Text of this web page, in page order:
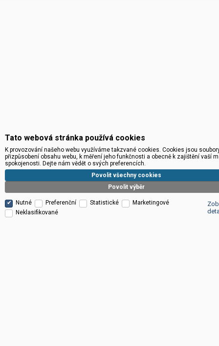
Tato webová stránka používá cookies
K provozování našeho webu využíváme takzvané cookies. Cookies jsou
přizpůsobení obsahu webu, k měření jeho funkčnosti a obecně k zajištění vaší
spokojenosti. Dejte nám vědět o svých preferencích.
Povolit výběr
Povolit všechny cookies
Nutné Preferenční Statistické
Marketingové
Neklasifikované